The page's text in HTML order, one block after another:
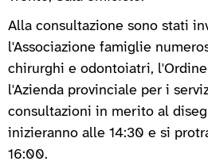
Alla consultazione sono stati
l'Associazione famiglie
chirurghi e odontoiatri,
l'Azienda provinciale per i
consultazioni in merito al
inizieranno alle 14:30 e si
16:00.